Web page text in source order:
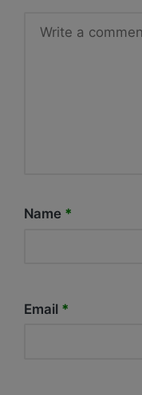
Name *
Email *